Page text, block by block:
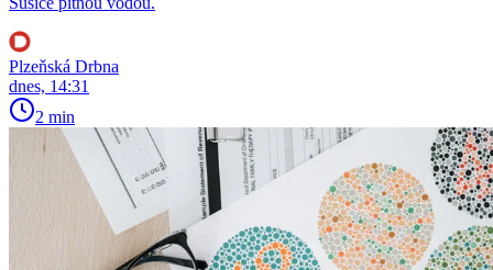
Plzeňská Drbna
dnes, 14:31
2 min